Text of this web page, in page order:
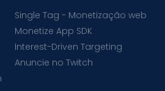
Single Tag - Monetização web
Monetize App SDK
Interest-Driven Targeting
Anuncie no Twitch